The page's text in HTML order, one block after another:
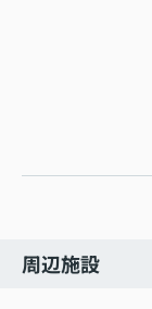
周辺施設